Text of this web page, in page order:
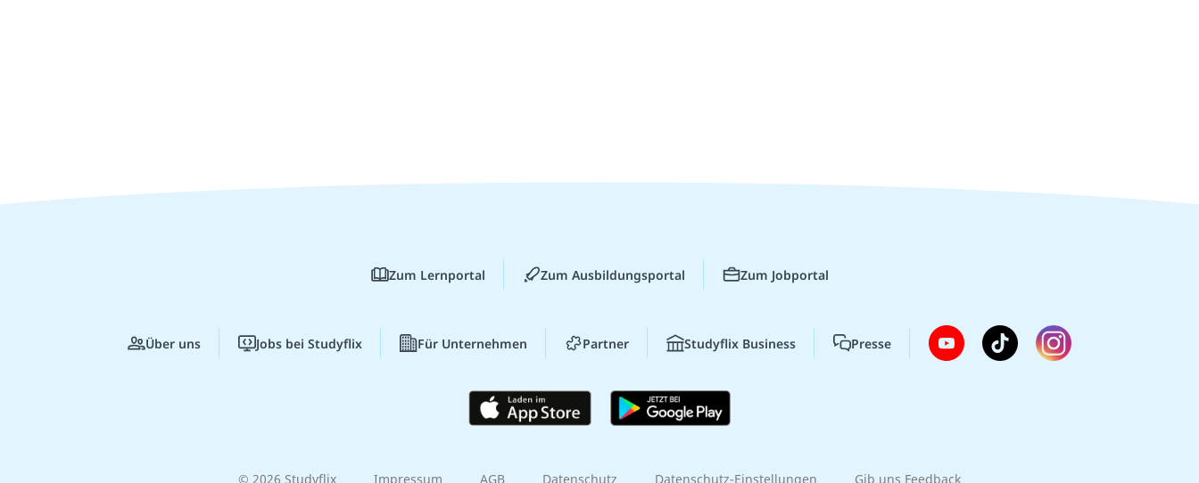
Zum Lernportal Zum Ausbildungsportal Zum Jobportal
Über uns Jobs bei Studyflix Für Unternehmen Partner Studyflix Business Presse
© 2026 Studyflix Impressum AGB Datenschutz Datenschutz-Einstellungen Gib uns Feedback